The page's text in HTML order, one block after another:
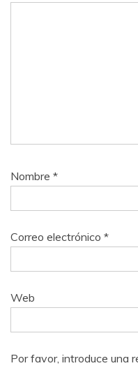
Nombre *
Correo electrónico *
Web
Por favor, introduce una